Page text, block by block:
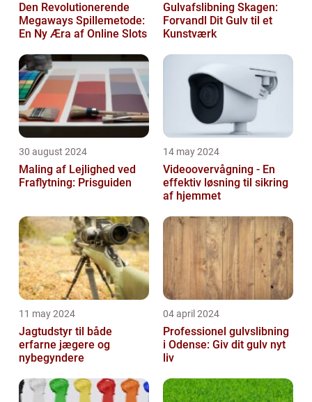
Den Revolutionerende
Megaways Spillemetode:
En Ny Æra af Online Slots
Gulvafslibning Skagen:
Forvandl Dit Gulv til et
Kunstværk
30 august 2024
Maling af Lejlighed ved
Fraflytning: Prisguiden
14 may 2024
Videoovervågning - En
effektiv løsning til sikring
af hjemmet
11 may 2024
Jagtudstyr til både
erfarne jægere og
nybegyndere
04 april 2024
Professionel gulvslibning
i Odense: Giv dit gulv nyt
liv